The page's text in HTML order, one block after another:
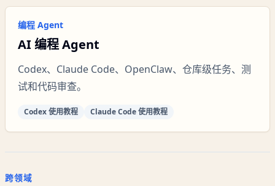
编程 Agent
AI 编程 Agent
Codex、Claude Code、OpenClaw、仓库级任务、测
试和代码审查。
Codex 使用教程 Claude Code 使用教程
跨领域